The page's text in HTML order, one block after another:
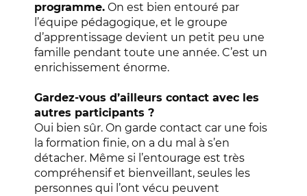
programme. On est bien entouré par
l’équipe pédagogique, et le groupe
d’apprentissage devient un petit peu une
famille pendant toute une année. C’est un
enrichissement énorme.
Gardez-vous d’ailleurs contact avec les
autres participants ?
Oui bien sûr. On garde contact car une fois
la formation finie, on a du mal à s’en
détacher. Même si l’entourage est très
compréhensif et bienveillant, seules les
personnes qui l’ont vécu peuvent